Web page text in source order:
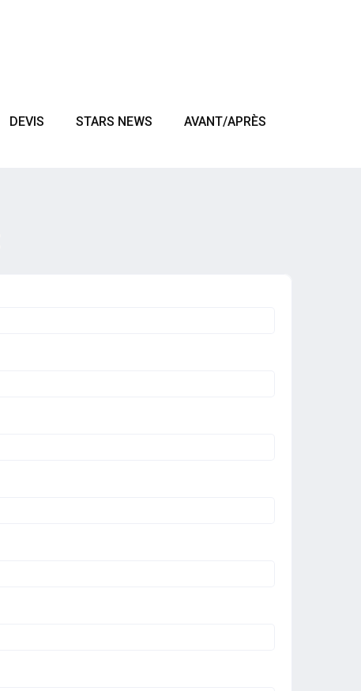
DEVIS STARS NEWS AVANT/APRÈS